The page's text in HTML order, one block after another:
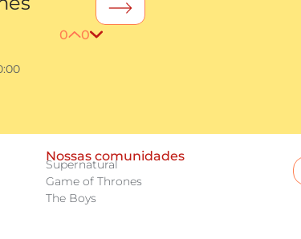
0
0
Nossas comunidades
Supernatural
Game of Thrones
The Boys